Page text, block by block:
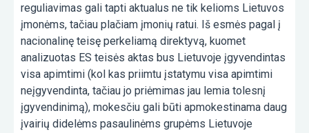
reguliavimas gali tapti aktualus ne tik kelioms Lietuvos
įmonėms, tačiau plačiam įmonių ratui. Iš esmės pagal į
nacionalinę teisę perkeliamą direktyvą, kuomet
analizuotas ES teisės aktas bus Lietuvoje įgyvendintas
visa apimtimi (kol kas priimtu įstatymu visa apimtimi
neįgyvendinta, tačiau jo priėmimas jau lemia tolesnį
įgyvendinimą), mokesčiu gali būti apmokestinama daug
įvairių didelėms pasaulinėms grupėms Lietuvoje